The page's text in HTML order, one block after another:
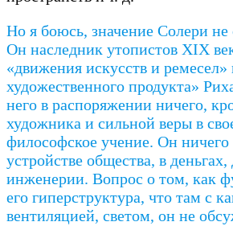
Но я боюсь, значение Солери не
Он наследник утопистов XIX
«движения искусств и ремесел»
художественного продукта»
него в распоряжении ничего,
художника и сильной веры в
философское учение. Он
устройстве общества, в
инженерии. Вопрос о том, как
его гиперструктура, что там с
вентиляцией, светом, он не